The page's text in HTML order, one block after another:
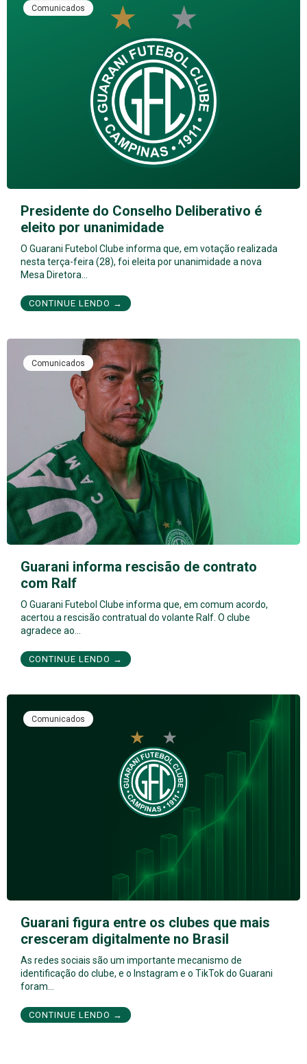
Comunicados
Presidente do Conselho Deliberativo é
eleito por unanimidade
O Guarani Futebol Clube informa que, em votação realizada
nesta terça-feira (28), foi eleita por unanimidade a nova
Mesa Diretora…
CONTINUE LENDO →
Comunicados
Guarani informa rescisão de contrato
com Ralf
O Guarani Futebol Clube informa que, em comum acordo,
acertou a rescisão contratual do volante Ralf. O clube
agradece ao…
CONTINUE LENDO →
Comunicados
Guarani figura entre os clubes que mais
cresceram digitalmente no Brasil
As redes sociais são um importante mecanismo de
identificação do clube, e o Instagram e o TikTok do Guarani
foram…
CONTINUE LENDO →